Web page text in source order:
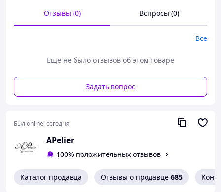
Характеристики:
карточка з текстом плотностью 250 г/м2;
размер приглашения: 10х14,5 см;
текст редактируется под Вас;
срок готовности зависит от обьема роботы.
В обьявлениях есть много вариантов приглашений=)
Отзывы (0) Вопросы (0)
Все
Еще не было отзывов об этом товаре
Задать вопрос
Был online:сегодня
APelier
100% положительных отзывов
Каталог продавца Отзывы о продавце 685